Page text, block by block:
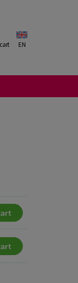
EN